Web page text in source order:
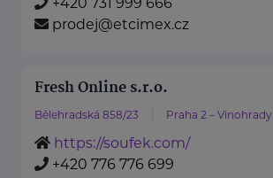
prodej@etcimex.cz
Fresh Online s.r.o.
Bělehradská 858/23 Praha 2 – Vinohrady
https://soufek.com/
+420 776 776 699